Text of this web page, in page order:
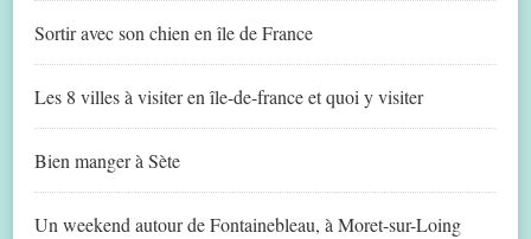
Sortir avec son chien en île de France
Les 8 villes à visiter en île-de-france et quoi y visiter
Bien manger à Sète
Un weekend autour de Fontainebleau, à Moret-sur-Loing